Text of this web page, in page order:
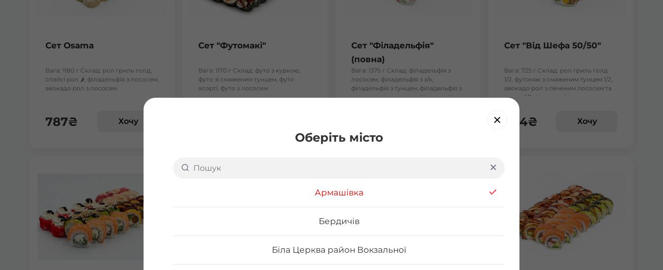
Оберіть місто
Армашівка
Бердичів
Біла Церква район Вокзальної
Сет Osama
Вага: 1180 г Склад: рол гриль голд,
спайсі рол 🌶️, філадельфія з лососем,
авокадо рол з лососем
787₴ Хочу
Сет "Футомакі"
Вага: 1170 г Склад: футо з куркою,
футо зі смаженим тунцем, футо
асорті, футо з лососем
Сет "Філадельфія"
(повна)
Вага: 1375 г Склад: філадельфія з
лососем, філадельфія з х/к,
філадельфія з тунцем, філадельфія з
тигровою креветкою, філадельфія з
Сет "Від Шефа 50/50"
Вага: 725 г Склад: рол гриль голд
1/2, футомак з смаженим тунцем 1/2,
авокадо рол з печеним лососем та
манго 1/2, філадельфія гриль з манго
1/2, чіз рол 1/2
454₴ Хочу